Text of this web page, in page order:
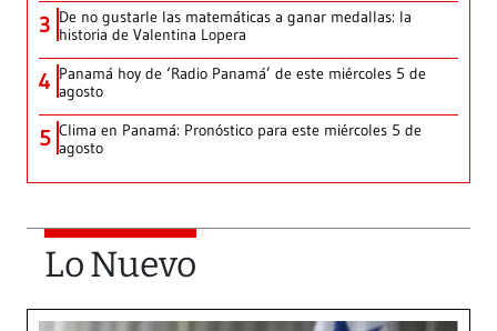
3 De no gustarle las matemáticas a ganar medallas: la
historia de Valentina Lopera
4 Panamá hoy de ‘Radio Panamá’ de este miércoles 5 de
agosto
5 Clima en Panamá: Pronóstico para este miércoles 5 de
agosto
Lo Nuevo